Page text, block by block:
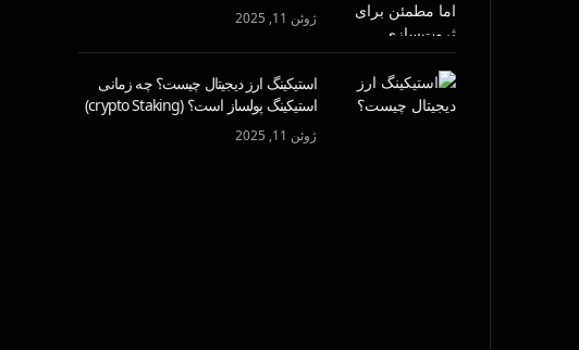
ژوئن 11, 2025
استیکینگ ارز دیجیتال چیست؟ چه زمانی
استیکینگ پولساز است؟ (crypto Staking)
ژوئن 11, 2025